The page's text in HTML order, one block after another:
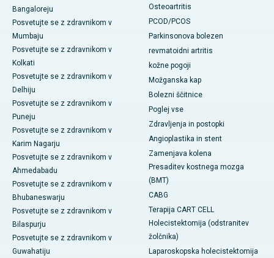
Bangaloreju
Posvetujte se z zdravnikom v
Mumbaju
Posvetujte se z zdravnikom v
Kolkati
Posvetujte se z zdravnikom v
Delhiju
Posvetujte se z zdravnikom v
Puneju
Posvetujte se z zdravnikom v
Karim Nagarju
Posvetujte se z zdravnikom v
Ahmedabadu
Posvetujte se z zdravnikom v
Bhubaneswarju
Posvetujte se z zdravnikom v
Bilaspurju
Posvetujte se z zdravnikom v
Guwahatiju
Osteoartritis
PCOD/PCOS
Parkinsonova bolezen
revmatoidni artritis
kožne pogoji
Možganska kap
Bolezni ščitnice
Poglej vse
Zdravljenja in postopki
Angioplastika in stent
Zamenjava kolena
Presaditev kostnega mozga
(BMT)
CABG
Terapija CART CELL
Holecistektomija (odstranitev
žolčnika)
Laparoskopska holecistektomija